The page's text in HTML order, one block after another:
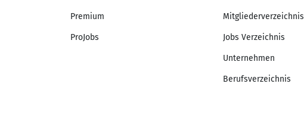
Premium
ProJobs
Mitgliederverzeichnis
Jobs Verzeichnis
Unternehmen
Berufsverzeichnis